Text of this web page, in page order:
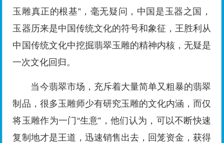
玉雕真正的根基”，毫无疑问，中国是玉器之国，
玉器历来是中国传统文化的符号和象征，王胜利从
中国传统文化中挖掘翡翠玉雕的精神内核，无疑是
一次文化回归。
当今翡翠市场，充斥着大量简单又粗暴的翡翠
制品，很多玉雕师少有研究玉雕的文化内涵，而仅
将玉雕作为一门“生意”，他们认为，可以不断快速
复制地才是王道，迅速销售出去，回笼资金，获得